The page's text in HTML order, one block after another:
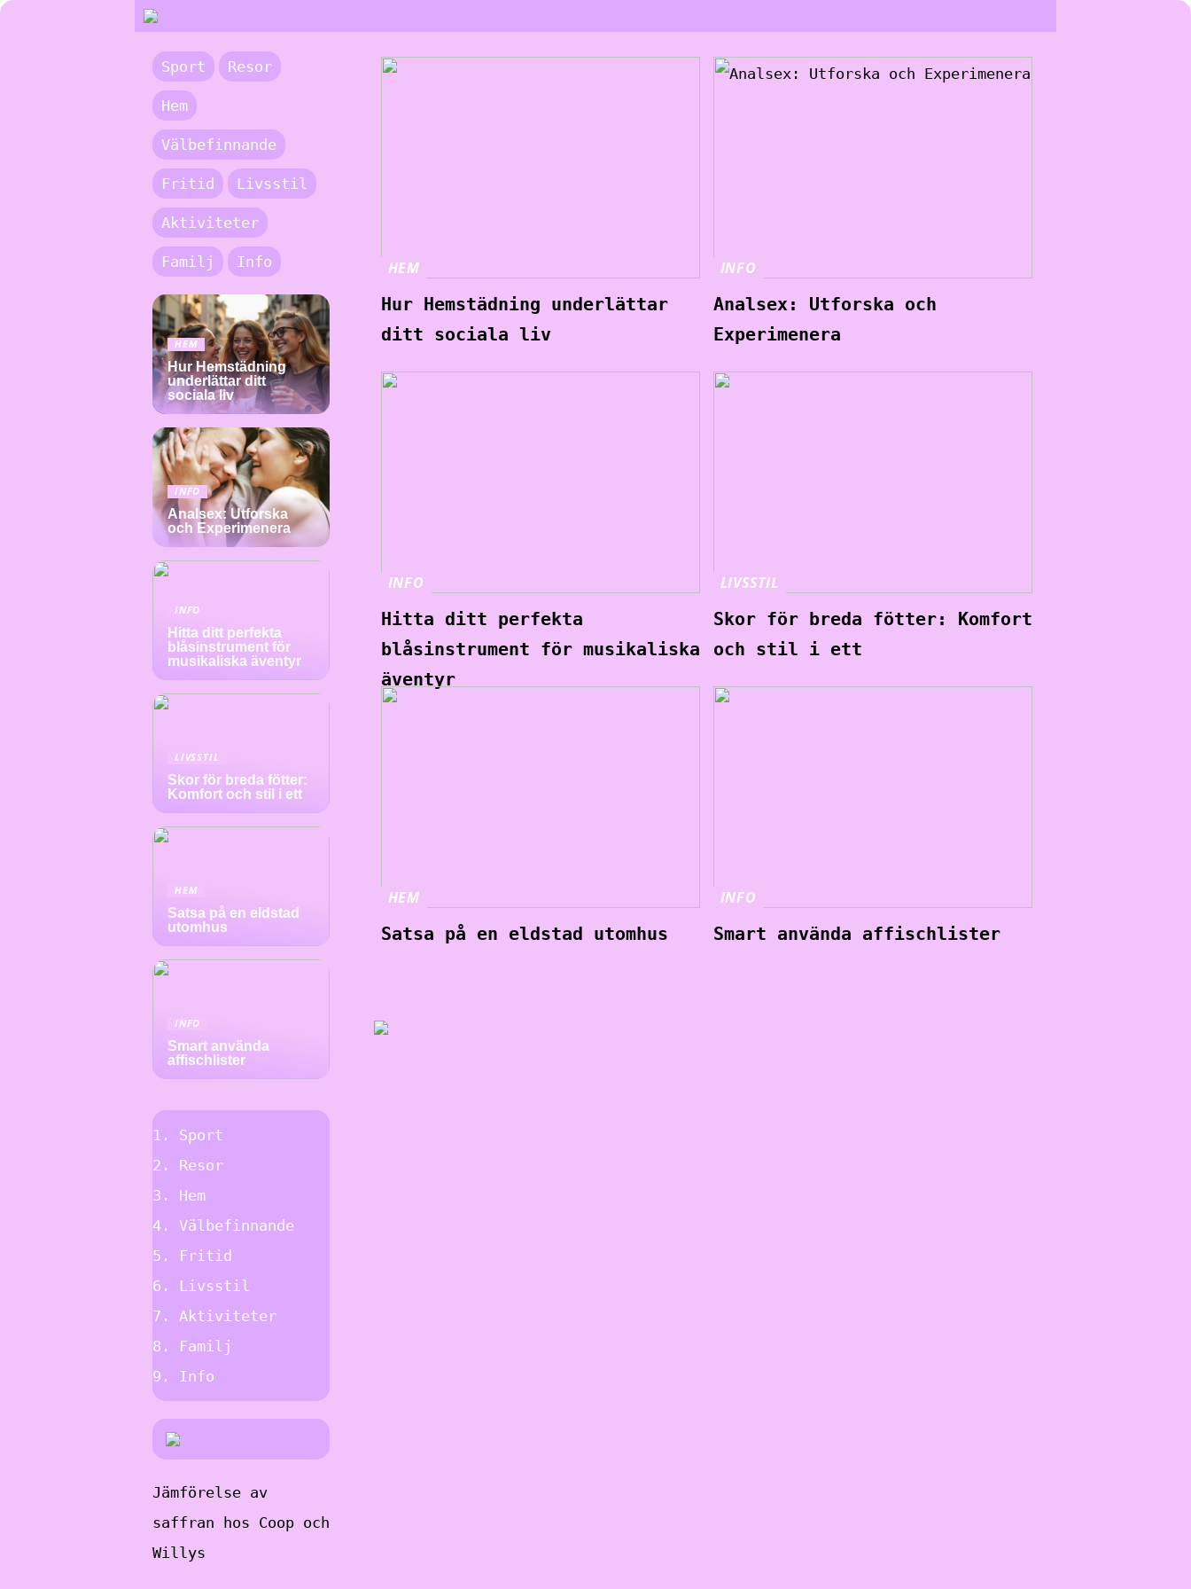
HEM
Hur Hemstädning underlättar
ditt sociala liv
INFO
Analsex: Utforska och
Experimenera
INFO
Hitta ditt perfekta
blåsinstrument för musikaliska
äventyr
LIVSSTIL
Skor för breda fötter: Komfort
och stil i ett
HEM
Satsa på en eldstad utomhus
INFO
Smart använda affischlister
Sport Resor
Hem
Välbefinnande
Fritid Livsstil
Aktiviteter
Familj Info
HEM
Hur Hemstädning
underlättar ditt
sociala liv
INFO
Analsex: Utforska
och Experimenera
INFO
Hitta ditt perfekta
blåsinstrument för
musikaliska äventyr
LIVSSTIL
Skor för breda fötter:
Komfort och stil i ett
HEM
Satsa på en eldstad
utomhus
INFO
Smart använda
affischlister
Sport
Resor
Hem
Välbefinnande
Fritid
Livsstil
Aktiviteter
Familj
Info
Jämförelse av
saffran hos Coop och
Willys